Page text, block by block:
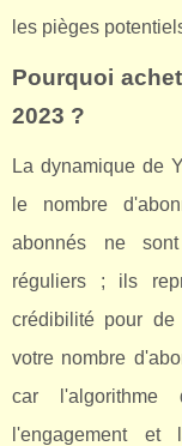
les pièges
Pourquoi
2023 ?
La dynamique de
le nombre
abonnés ne
réguliers ; ils
crédibilité pour de
votre nombre
car l'algorithme
l'engagement